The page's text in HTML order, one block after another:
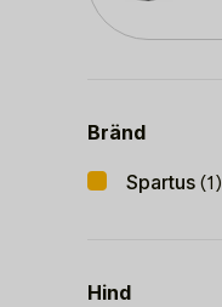
Bränd
Spartus (1)
Hind